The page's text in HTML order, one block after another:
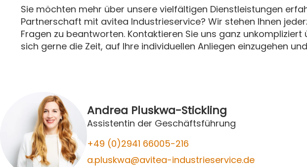
Sie möchten mehr über unsere vielfältigen Dienstleistungen
Partnerschaft mit avitea Industrieservice? Wir stehen Ihnen
Fragen zu beantworten. Kontaktieren Sie uns ganz
sich gerne die Zeit, auf Ihre individuellen Anliegen einzugehen
Andrea Pluskwa-Stickling
Assistentin der Geschäftsführung
+49 (0)2941 66005-216
a.pluskwa@avitea-industrieservice.de